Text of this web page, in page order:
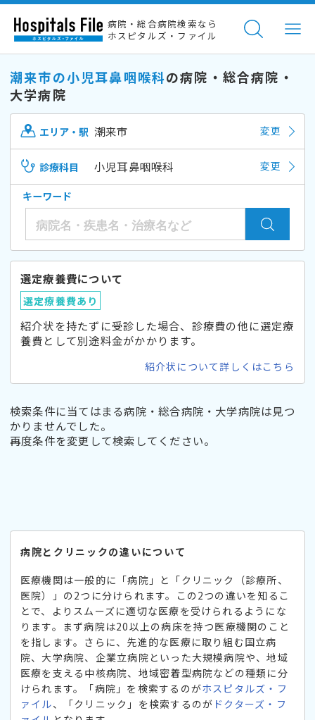
病院・総合病院検索なら
ホスピタルズ・ファイル
潮来市の小児耳鼻咽喉科の病院・総合病院・
大学病院
エリア・駅 潮来市 変更
診療科目 小児耳鼻咽喉科 変更
キーワード
選定療養費について
選定療養費あり
紹介状を持たずに受診した場合、診療費の他に選定療
養費として別途料金がかかります。
紹介状について詳しくはこちら
検索条件に当てはまる病院・総合病院・大学病院は見つ
かりませんでした。
再度条件を変更して検索してください。
病院とクリニックの違いについて
医療機関は一般的に「病院」と「クリニック（診療所、
医院）」の2つに分けられます。この2つの違いを知るこ
とで、よりスムーズに適切な医療を受けられるようにな
ります。まず病院は20以上の病床を持つ医療機関のこと
を指します。さらに、先進的な医療に取り組む国立病
院、大学病院、企業立病院といった大規模病院や、地域
医療を支える中核病院、地域密着型病院などの種類に分
けられます。「病院」を検索するのがホスピタルズ・フ
ァイル、「クリニック」を検索するのが ドクターズ・フ